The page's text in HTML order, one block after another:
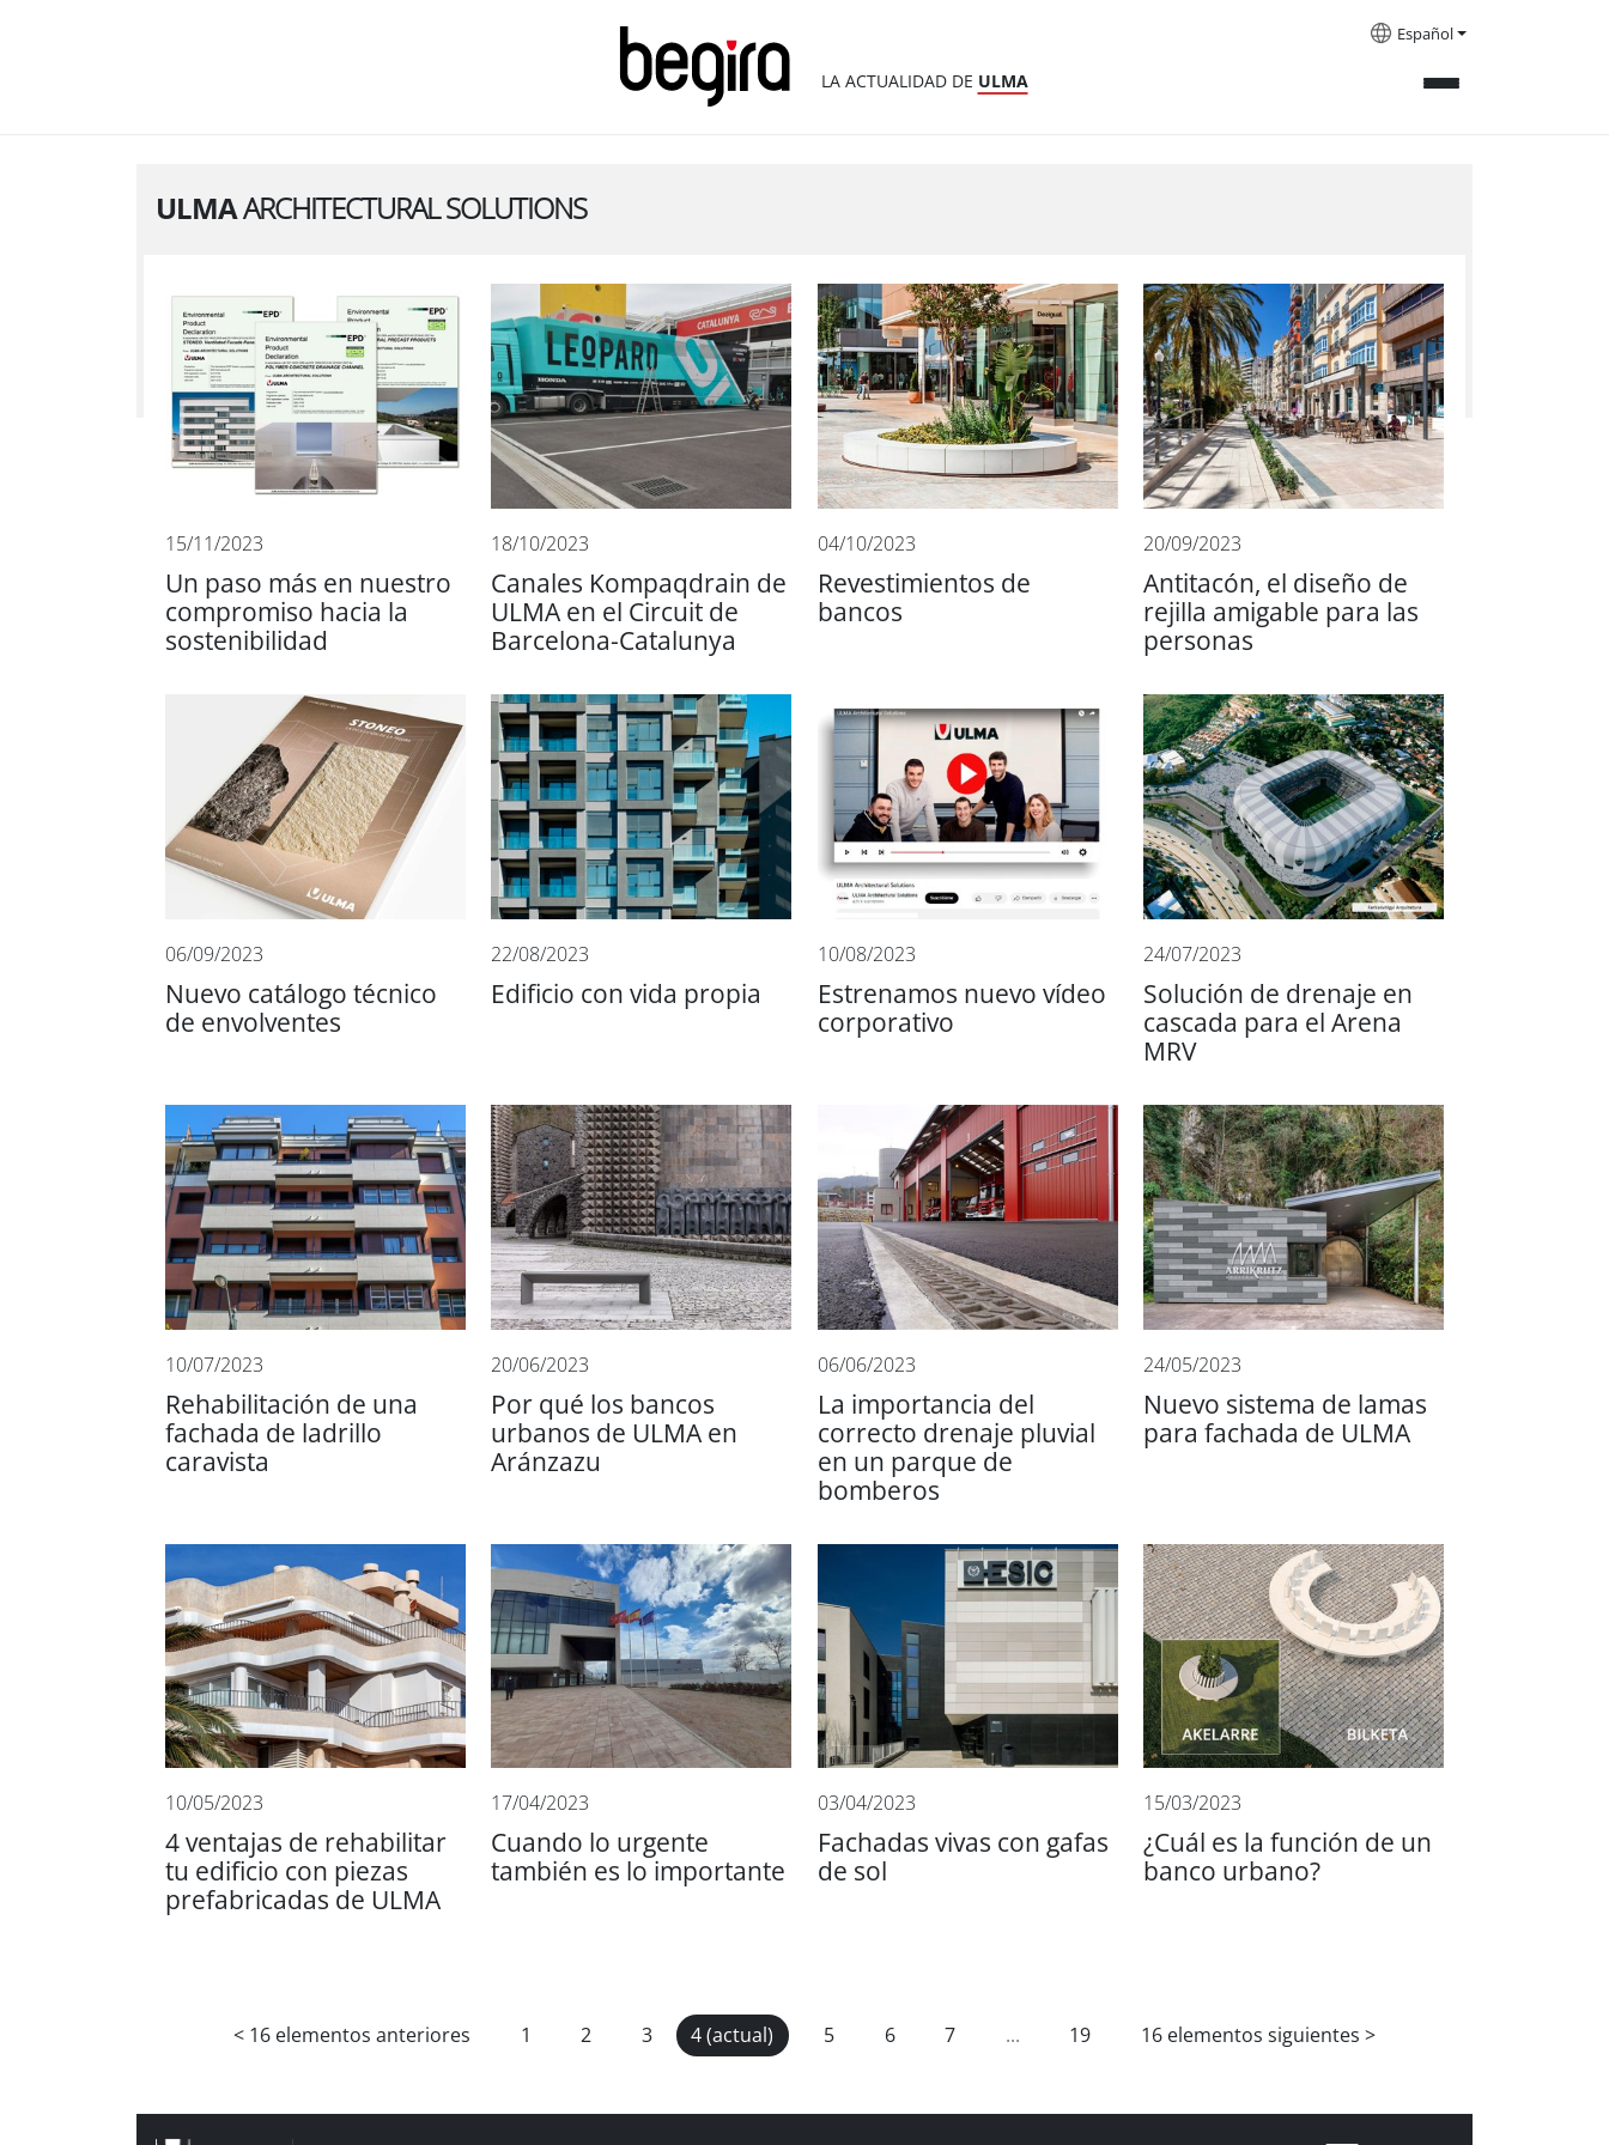
LA ACTUALIDAD DE ULMA
Español
ULMAARCHITECTURAL SOLUTIONS
15/11/2023
Un paso más en nuestro
compromiso hacia la
sostenibilidad
18/10/2023
Canales Kompaqdrain de
ULMA en el Circuit de
Barcelona-Catalunya
04/10/2023
Revestimientos de
bancos
20/09/2023
Antitacón, el diseño de
rejilla amigable para las
personas
06/09/2023
Nuevo catálogo técnico
de envolventes
22/08/2023
Edificio con vida propia
10/08/2023
Estrenamos nuevo vídeo
corporativo
24/07/2023
Solución de drenaje en
cascada para el Arena
MRV
10/07/2023
Rehabilitación de una
fachada de ladrillo
caravista
20/06/2023
Por qué los bancos
urbanos de ULMA en
Aránzazu
06/06/2023
La importancia del
correcto drenaje pluvial
en un parque de
bomberos
24/05/2023
Nuevo sistema de lamas
para fachada de ULMA
10/05/2023
4 ventajas de rehabilitar
tu edificio con piezas
prefabricadas de ULMA
17/04/2023
Cuando lo urgente
también es lo importante
03/04/2023
Fachadas vivas con gafas
de sol
15/03/2023
¿Cuál es la función de un
banco urbano?
< 16 elementos anteriores 1 2 3 4 (actual) 5 6 7 ... 19 16 elementos siguientes >